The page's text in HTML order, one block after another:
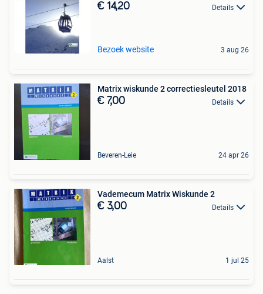
€ 14,20 Details
Bezoek website 3 aug 26
Matrix wiskunde 2 correctiesleutel 2018
€ 7,00 Details
Beveren-Leie 24 apr 26
Vademecum Matrix Wiskunde 2
€ 3,00 Details
Aalst 1 jul 25